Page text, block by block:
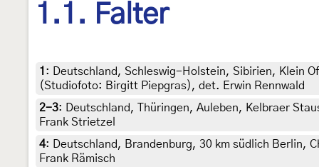
1.1. Falter
1 :
Deutschland, Schleswig-Holstein, Sibirien, Klein
(Studiofoto: Birgitt Piepgras), det. Erwin Rennwald
2-3:
Deutschland, Thüringen, Auleben, Kelbraer
Frank Strietzel
4:
Deutschland, Brandenburg, 30 km südlich Berlin,
Frank Rämisch